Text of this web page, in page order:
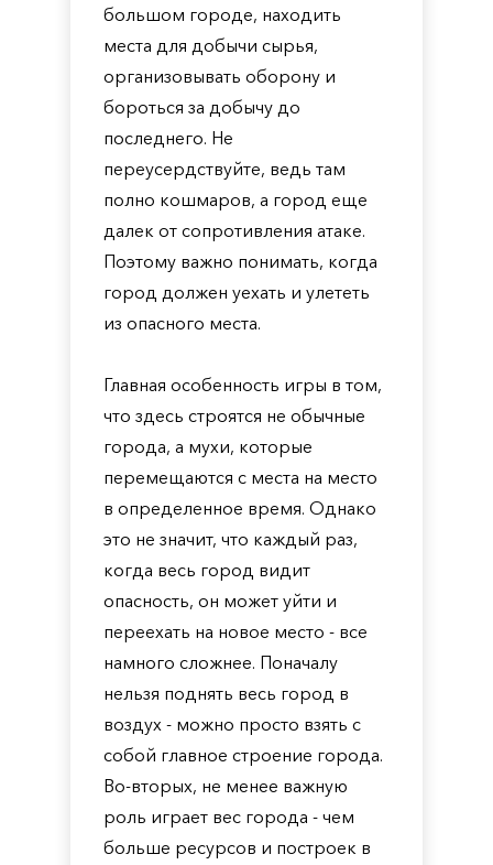
большом городе, находить
места для добычи сырья,
организовывать оборону и
бороться за добычу до
последнего. Не
переусердствуйте, ведь там
полно кошмаров, а город еще
далек от сопротивления атаке.
Поэтому важно понимать, когда
город должен уехать и улететь
из опасного места.
Главная особенность игры в том,
что здесь строятся не обычные
города, а мухи, которые
перемещаются с места на место
в определенное время. Однако
это не значит, что каждый раз,
когда весь город видит
опасность, он может уйти и
переехать на новое место - все
намного сложнее. Поначалу
нельзя поднять весь город в
воздух - можно просто взять с
собой главное строение города.
Во-вторых, не менее важную
роль играет вес города - чем
больше ресурсов и построек в